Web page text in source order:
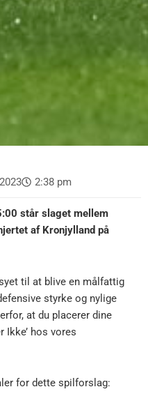
2:38 pm
står slaget mellem
af Kronjylland på
til at blive en målfattig
styrke og nylige
at du placerer dine
Ikke’ hos vores
for dette spilforslag: